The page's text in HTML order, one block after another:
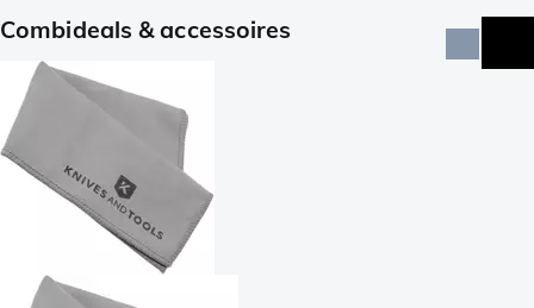
Combideals & accessoires